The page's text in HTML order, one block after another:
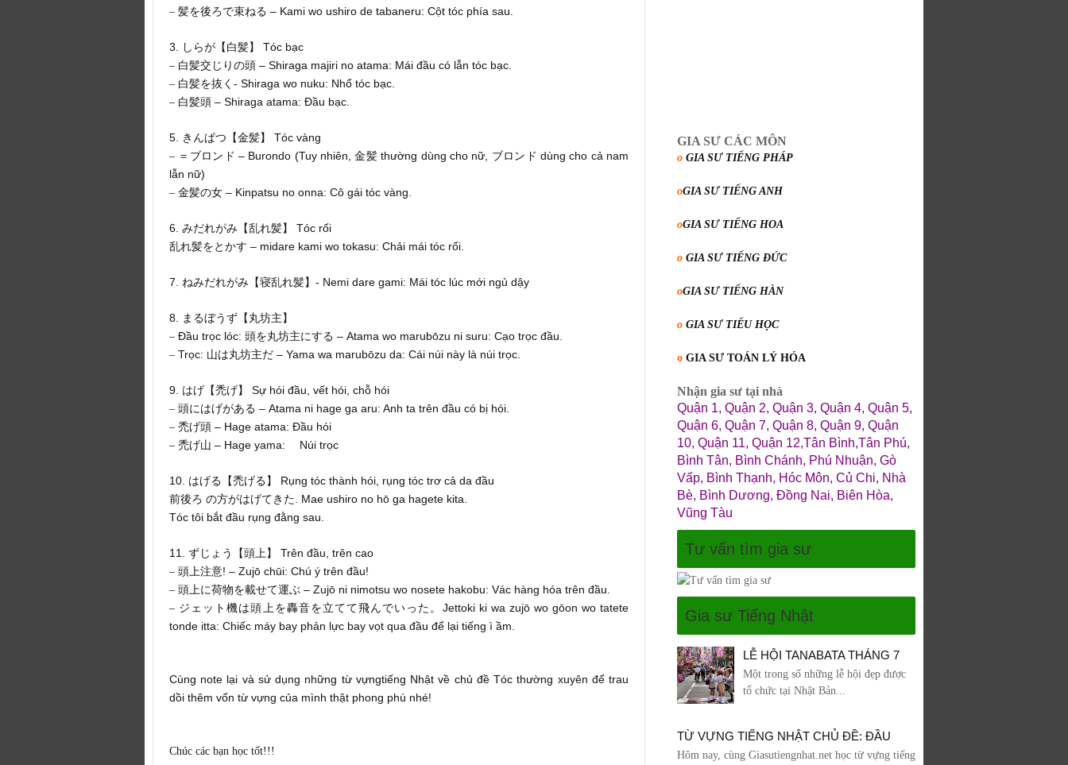
– 髪を後ろで束ねる – Kami wo ushiro de tabaneru: Cột tóc phía sau.
3. しらが【白髪】 Tóc bạc
– 白髪交じりの頭 – Shiraga majiri no atama: Mái đầu có lẫn tóc bạc.
– 白髪を抜く - Shiraga wo nuku: Nhổ tóc bạc.
– 白髪頭 – Shiraga atama: Đầu bạc.
5. きんぱつ【金髪】 Tóc vàng
– ＝ブロンド – Burondo (Tuy nhiên,金髪 thường dùng cho nữ, ブロンド dùng cho cả nam
lẫn nữ)
– 金髪の女 – Kinpatsu no onna: Cô gái tóc vàng.
6. みだれがみ【乱れ髪】 Tóc rối
乱れ髪をとかす – midare kami wo tokasu: Chải mái tóc rối.
7. ねみだれがみ【寝乱れ髪】 - Nemi dare gami: Mái tóc lúc mới ngủ dậy
8.
まるぼうず【丸坊主】
– Đầu trọc lóc: 頭を丸坊主にする – Atama wo marubōzu ni suru: Cạo trọc đầu.
– Trọc: 山は丸坊主だ – Yama wa marubōzu da: Cái núi này là núi trọc.
9. はげ【禿げ】 Sự hói đầu, vết hói, chỗ hói
– 頭にはげがある – Atama ni hage ga aru: Anh ta trên đầu có bị hói.
– 禿げ頭 – Hage atama: Đầu hói
– 禿げ山 – Hage yama: Núi trọc
10. はげる【禿げる】 Rụng tóc thành hói, rụng tóc trơ cả da đầu
前後ろ の方がはげてきた . Mae ushiro no hō ga hagete kita.
Tóc tôi bắt đầu rụng đằng sau.
11. ずじょう【頭上】 Trên đầu, trên cao
– 頭上注意! – Zujō chūi: Chú ý trên đầu!
– 頭上に荷物を載せて運ぶ – Zujō ni nimotsu wo nosete hakobu: Vác hàng hóa trên đầu.
– ジェット機は頭上を轟音を立てて飛んでいった。 Jettoki ki wa zujō wo gōon wo tatete
tonde itta: Chiếc máy bay phản lực bay vọt qua đầu để lại tiếng ì ầm.
Cùng note lại và sử dụng những từ vựngtiếng Nhật về chủ đề Tóc thường xuyên để trau
dồi thêm vốn từ vựng của mình thật phong phú nhé!
Chúc các bạn học tốt!!!
GIA SƯ CÁC MÔN
o GIA SƯ TIẾNG PHÁP
oGIA SƯ TIẾNG ANH
oGIA SƯ TIẾNG HOA
o GIA SƯ TIẾNG ĐỨC
oGIA SƯ TIẾNG HÀN
o GIA SƯ TIỂU HỌC
o GIA SƯ TOÁN LÝ HÓA
Nhận gia sư tại nhà
Quận 1, Quận 2, Quận 3, Quận 4, Quận 5,
Quận 6, Quận 7, Quận 8, Quận 9, Quận
10, Quận 11, Quận 12,Tân Bình,Tân Phú,
Bình Tân, Bình Chánh, Phú Nhuận, Gò
Vấp, Bình Thạnh, Hóc Môn, Củ Chi, Nhà
Bè, Bình Dương, Đồng Nai, Biên Hòa,
Vũng Tàu
Tư vấn tìm gia sư
Gia sư Tiếng Nhật
LỄ HỘI TANABATA THÁNG 7
Một trong số những lễ hội đẹp được
tổ chức tại Nhật Bản...
TỪ VỰNG TIẾNG NHẬT CHỦ ĐỀ: ĐẦU
Hôm nay, cùng Giasutiengnhat.net học từ vựng tiếng